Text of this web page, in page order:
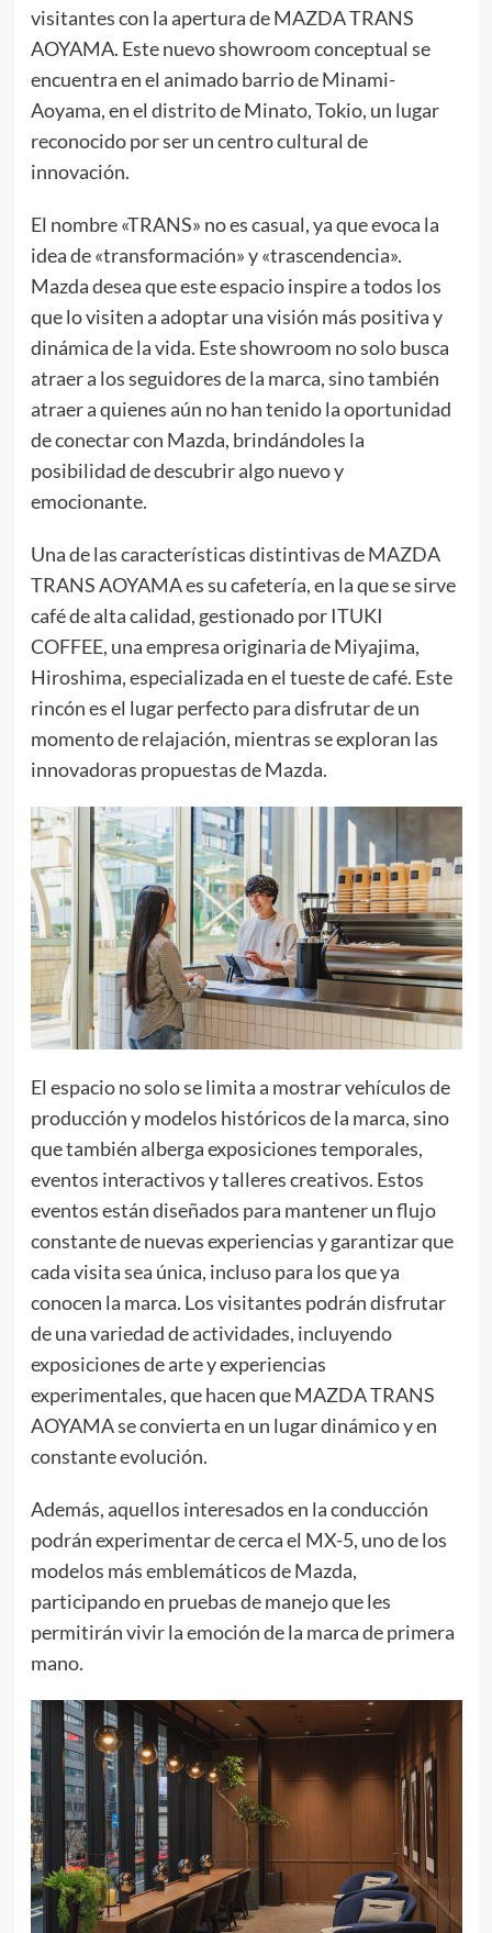
visitantes con la apertura de MAZDA TRANS
AOYAMA. Este nuevo showroom conceptual se
encuentra en el animado barrio de Minami-
Aoyama, en el distrito de Minato, Tokio, un lugar
reconocido por ser un centro cultural de
innovación.
El nombre «TRANS» no es casual, ya que evoca la
idea de «transformación» y «trascendencia».
Mazda desea que este espacio inspire a todos los
que lo visiten a adoptar una visión más positiva y
dinámica de la vida. Este showroom no solo busca
atraer a los seguidores de la marca, sino también
atraer a quienes aún no han tenido la oportunidad
de conectar con Mazda, brindándoles la
posibilidad de descubrir algo nuevo y
emocionante.
Una de las características distintivas de MAZDA
TRANS AOYAMA es su cafetería, en la que se sirve
café de alta calidad, gestionado por ITUKI
COFFEE, una empresa originaria de Miyajima,
Hiroshima, especializada en el tueste de café. Este
rincón es el lugar perfecto para disfrutar de un
momento de relajación, mientras se exploran las
innovadoras propuestas de Mazda.
El espacio no solo se limita a mostrar vehículos de
producción y modelos históricos de la marca, sino
que también alberga exposiciones temporales,
eventos interactivos y talleres creativos. Estos
eventos están diseñados para mantener un flujo
constante de nuevas experiencias y garantizar que
cada visita sea única, incluso para los que ya
conocen la marca. Los visitantes podrán disfrutar
de una variedad de actividades, incluyendo
exposiciones de arte y experiencias
experimentales, que hacen que MAZDA TRANS
AOYAMA se convierta en un lugar dinámico y en
constante evolución.
Además, aquellos interesados en la conducción
podrán experimentar de cerca el MX-5, uno de los
modelos más emblemáticos de Mazda,
participando en pruebas de manejo que les
permitirán vivir la emoción de la marca de primera
mano.